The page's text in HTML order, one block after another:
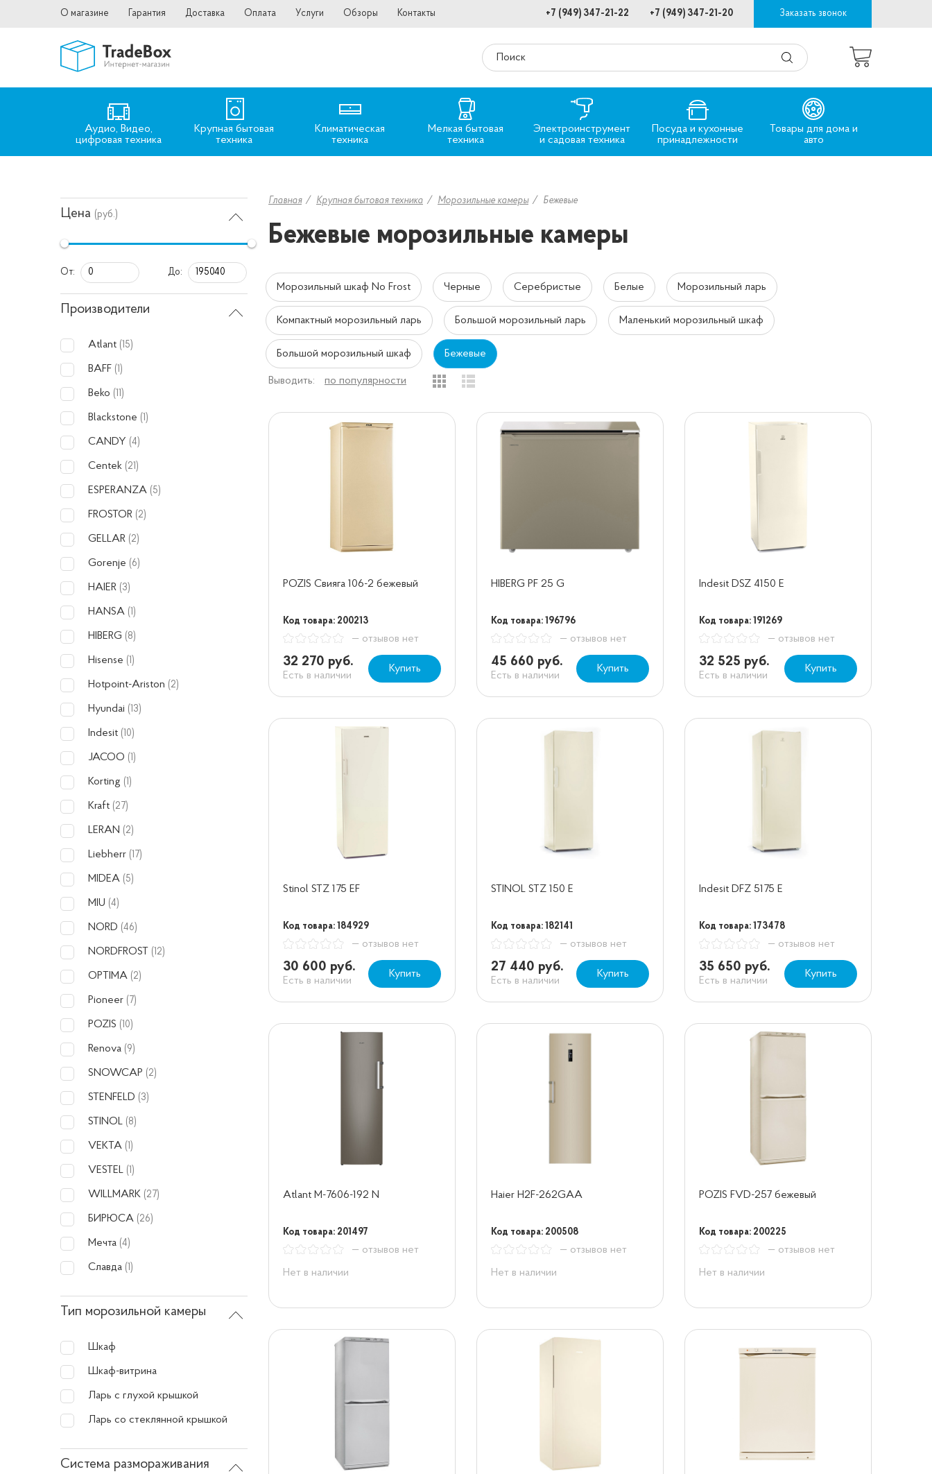
О магазине Гарантия Доставка Оплата Услуги Обзоры Контакты Заказать звонок
+7 (949) 347-21-20
+7 (949) 347-21-22
Аудио, Видео,
цифровая техника
Крупная бытовая
техника
Климатическая
техника
Мелкая бытовая
техника
Электроинструмент
и садовая техника
Посуда и кухонные
принадлежности
Товары для дома и
авто
Цена (руб.)
От: До:
Производители
Atlant (15)
BAFF (1)
Beko (11)
Blackstone (1)
CANDY (4)
Centek (21)
ESPERANZA (5)
FROSTOR (2)
GELLAR (2)
Gorenje (6)
HAIER (3)
HANSA (1)
HIBERG (8)
Hisense (1)
Hotpoint-Ariston (2)
Hyundai (13)
Indesit (10)
JACOO (1)
Korting (1)
Kraft (27)
LERAN (2)
Liebherr (17)
MIDEA (5)
MIU (4)
NORD (46)
NORDFROST (12)
OPTIMA (2)
Pioneer (7)
POZIS (10)
Renova (9)
SNOWCAP (2)
STENFELD (3)
STINOL (8)
VEKTA (1)
VESTEL (1)
WILLMARK (27)
БИРЮСА (26)
Мечта (4)
Славда (1)
Тип морозильной камеры
Шкаф
Шкаф-витрина
Ларь с глухой крышкой
Ларь со стеклянной крышкой
Система размораживания
Главная Крупная бытовая техника Морозильные камеры Бежевые
Бежевые морозильные камеры
Морозильный шкаф No Frost Черные Серебристые Белые Морозильный ларь
Компактный морозильный ларь Большой морозильный ларь Маленький морозильный шкаф
Большой морозильный шкаф Бежевые
Выводить: по популярности
POZIS Свияга 106-2 бежевый
Код товара: 200213
— отзывов нет
32 270 руб.
Есть в наличии
Купить
HIBERG PF 25 G
Код товара: 196796
— отзывов нет
45 660 руб.
Есть в наличии
Купить
Indesit DSZ 4150 E
Код товара: 191269
— отзывов нет
32 525 руб.
Есть в наличии
Купить
Stinol STZ 175 EF
Код товара: 184929
— отзывов нет
30 600 руб.
Есть в наличии
Купить
STINOL STZ 150 E
Код товара: 182141
— отзывов нет
27 440 руб.
Есть в наличии
Купить
Indesit DFZ 5175 E
Код товара: 173478
— отзывов нет
35 650 руб.
Есть в наличии
Купить
Atlant М-7606-192 N
Код товара: 201497
— отзывов нет
Нет в наличии
Haier H2F-262GAA
Код товара: 200508
— отзывов нет
Нет в наличии
POZIS FVD-257 бежевый
Код товара: 200225
— отзывов нет
Нет в наличии